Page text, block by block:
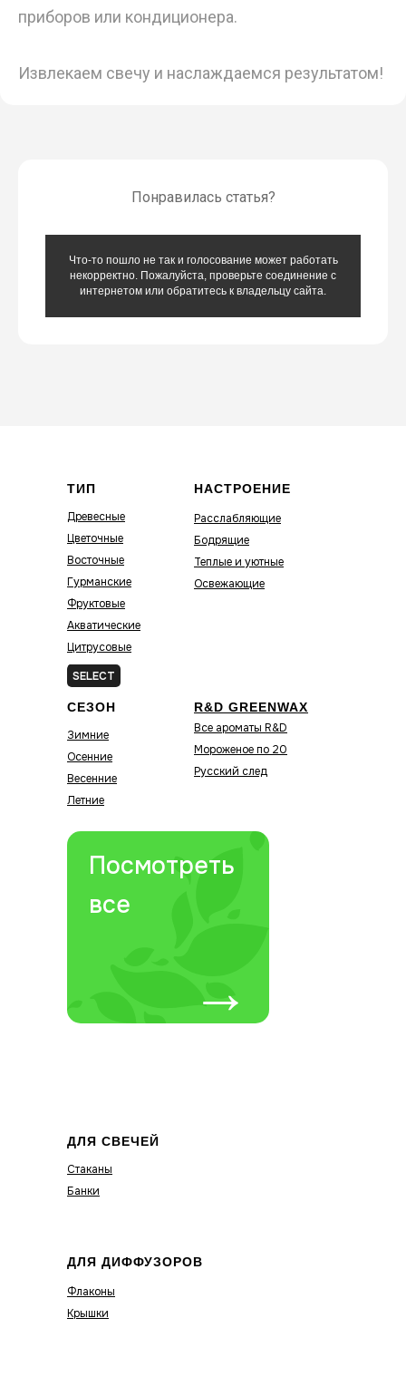
приборов или кондиционера.
Извлекаем свечу и наслаждаемся результатом!
Понравилась статья?
Что-то пошло не так и голосование может работать
некорректно. Пожалуйста, проверьте соединение с
интернетом или обратитесь к владельцу сайта.
ТИП
Древесные
Цветочные
Восточные
Гурманские
Фруктовые
Акватические
Цитрусовые
Зелёные
НАСТРОЕНИЕ
Расслабляющие
Бодрящие
Теплые и уютные
Освежающие
R&D GREENWAX
Все ароматы R&D
Мороженое по 20
Русский след
СЕЗОН
Зимние
Осенние
Весенние
Летние
Посмотреть
все
→
SELECT
ДЛЯ СВЕЧЕЙ
Стаканы
Банки
ДЛЯ ДИФФУЗОРОВ
Флаконы
Крышки